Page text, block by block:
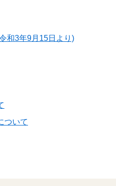
和3年9月15日より)
ついて